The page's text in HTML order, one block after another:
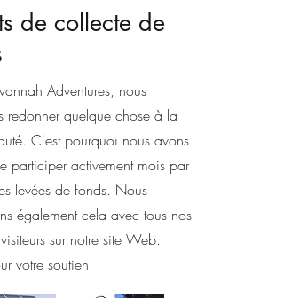
de collecte de
Adventures, nous
redonner quelque chose à la
C'est pourquoi nous avons
participer activement mois par
levées de fonds. Nous
également cela avec tous nos
sur notre site Web.
votre soutien